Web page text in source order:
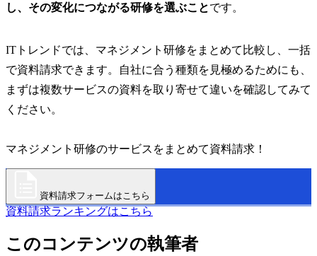
し、その変化につながる研修を選ぶことです。
ITトレンドでは、マネジメント研修をまとめて比較し、一括
で資料請求できます。自社に合う種類を見極めるためにも、
まずは複数サービスの資料を取り寄せて違いを確認してみて
ください。
マネジメント研修のサービスをまとめて資料請求！
資料請求フォームはこちら
資料請求ランキングはこちら
このコンテンツの執筆者